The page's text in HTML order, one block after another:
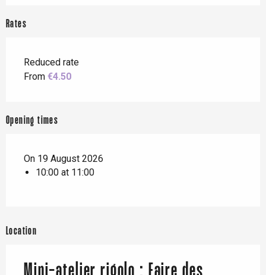
Rates
Reduced rate
From €4.50
Opening times
On 19 August 2026
10:00 at 11:00
Location